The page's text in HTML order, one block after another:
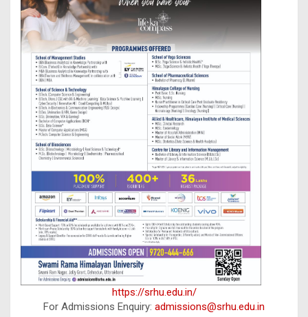
https://srhu.edu.in/
For Admissions Enquiry: admissions@srhu.edu.in